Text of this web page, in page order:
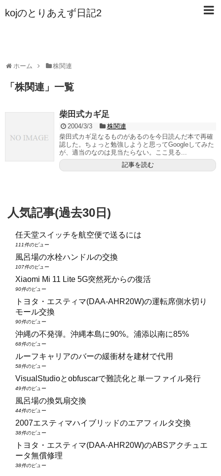
kojのとりあえず日記2
ホーム 株関連
「 株関連 」 一覧
柴田式カギ足
2004/3/3
株関連
柴田式カギ足なるものがあるのを今日読んだ本で再確
認した。ちょっと勉強しようと思ってGoogleしてみた
が、適当のなのは見当たらない。ここ見る...
記事を読む
人気記事(過去30日)
任天堂スイッチを航空便で送るには
111件のビュー
風呂場の水栓ハンドルの交換
107件のビュー
Xiaomi Mi 11 Lite 5G突然死からの復活
90件のビュー
トヨタ・エスティマ(DAA‑AHR20W)の運転席側水切り
モール交換
90件のビュー
沖縄の不発弾。沖縄本島に90%。浦添以南に85%
68件のビュー
ルーフキャリアのバーの緩衝材を建材で代用
58件のビュー
VisualStudioとobfuscarで難読化と単一ファイル発行
49件のビュー
風呂場の換気扇交換
44件のビュー
2007エスティマハイブリッドのエアフィルタ交換
38件のビュー
トヨタ・エスティマ(DAA‑AHR20W)のABSアクチュエ
ータ無償修理
38件のビュー